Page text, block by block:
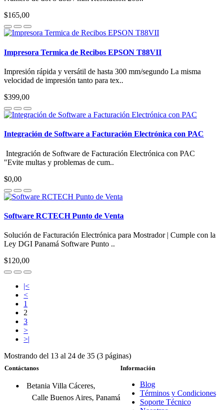
$165,00
Impresora Termica de Recibos EPSON T88VII
Impresión rápida y versátil de hasta 300 mm/segundo La misma
velocidad de impresión tanto para tex..
$399,00
Integración de Software a Facturación Electrónica con PAC
Integración de Software de Facturación Electrónica con PAC
"Evite multas y problemas de cum..
$0,00
Software RCTECH Punto de Venta
Solución de Facturación Electrónica para Mostrador | Cumple con la
Ley DGI Panamá Software Punto ..
$120,00
|<
<
1
2
3
>
>|
Mostrando del 13 al 24 de 35 (3 páginas)
Contáctanos
Betania Villa Cáceres,
Calle Buenos Aires, Panamá
Información
Blog
Términos y Condiciones
Soporte Técnico